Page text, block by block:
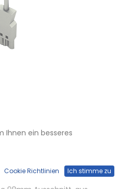
RAL 9016, vorverdrahtet mit
0.3m, Anschluss über GST18
Ihnen ein besseres
Cookie Richtlinien Ich stimme zu